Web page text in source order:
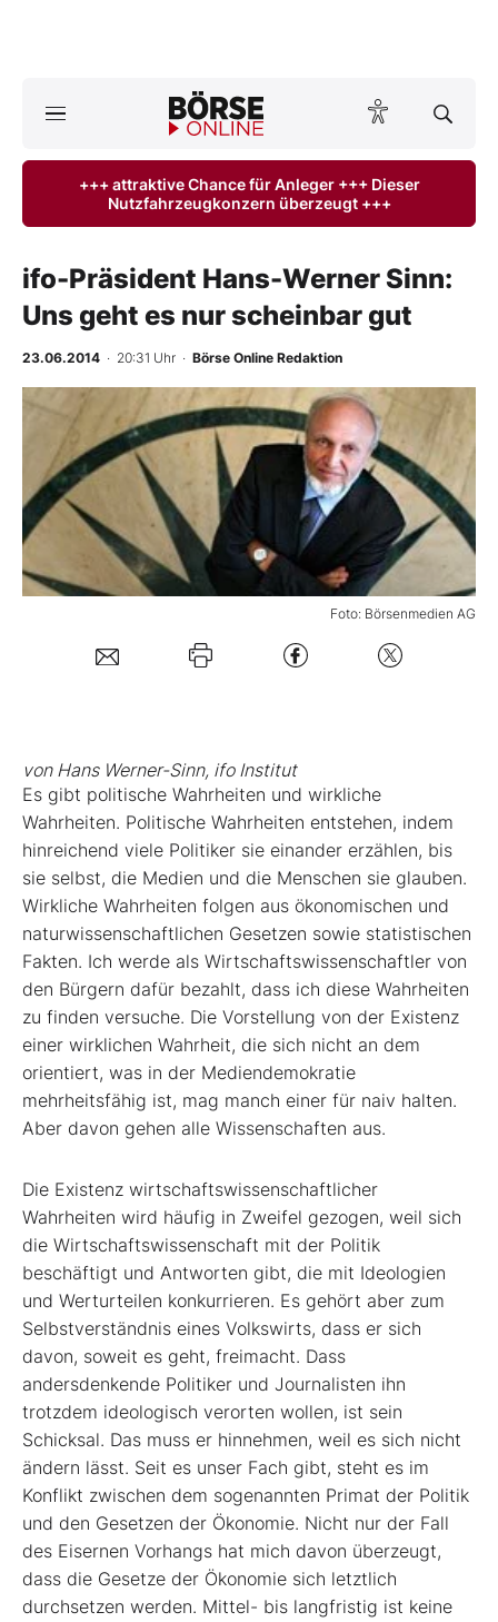
ktuelle Ausgabe BÖRSE ONLINE lesen
Anlageprodukte
Finanz-Check
BO-Musterdepots
Experten
Mein B:O
Kontakt
+++ attraktive Chance für Anleger +++ Dieser
Nutzfahrzeugkonzern überzeugt +++
ifo-Präsident Hans-Werner Sinn:
Uns geht es nur scheinbar gut
23.06.2014 · 20:31 Uhr · Börse Online Redaktion
Foto: Börsenmedien AG
von Hans Werner-Sinn, ifo Institut
Es gibt politische Wahrheiten und wirkliche
Wahrheiten. Politische Wahrheiten entstehen, indem
hinreichend viele Politiker sie einander erzählen, bis
sie selbst, die Medien und die Menschen sie glauben.
Wirkliche Wahrheiten folgen aus ökonomischen und
naturwissenschaftlichen Gesetzen sowie statistischen
Fakten. Ich werde als Wirtschaftswissenschaftler von
den Bürgern dafür bezahlt, dass ich diese Wahrheiten
zu finden versuche. Die Vorstellung von der Existenz
einer wirklichen Wahrheit, die sich nicht an dem
orientiert, was in der Mediendemokratie
mehrheitsfähig ist, mag manch einer für naiv halten.
Aber davon gehen alle Wissenschaften aus.
Die Existenz wirtschaftswissenschaftlicher
Wahrheiten wird häufig in Zweifel gezogen, weil sich
die Wirtschaftswissenschaft mit der Politik
beschäftigt und Antworten gibt, die mit Ideologien
und Werturteilen konkurrieren. Es gehört aber zum
Selbstverständnis eines Volkswirts, dass er sich
davon, soweit es geht, freimacht. Dass
andersdenkende Politiker und Journalisten ihn
trotzdem ideologisch verorten wollen, ist sein
Schicksal. Das muss er hinnehmen, weil es sich nicht
ändern lässt. Seit es unser Fach gibt, steht es im
Konflikt zwischen dem sogenannten Primat der Politik
und den Gesetzen der Ökonomie. Nicht nur der Fall
des Eisernen Vorhangs hat mich davon überzeugt,
dass die Gesetze der Ökonomie sich letztlich
durchsetzen werden. Mittel- bis langfristig ist keine